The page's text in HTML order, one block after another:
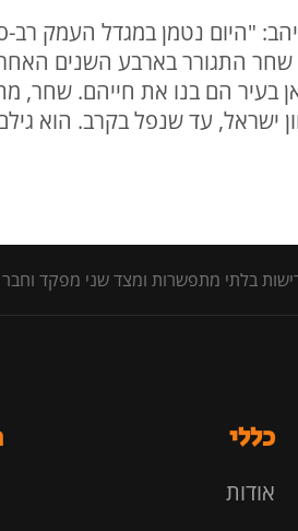
התגורר בארבע השנים
בעיר הם בנו את חייהם. שחר,
ישראל, עד שנפל בקרב. הוא
בלתי מתפשרות ומצד שני מפקד
כללי
אודות